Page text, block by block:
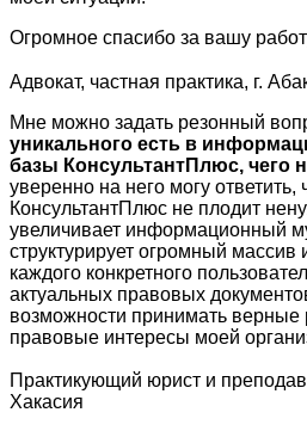
Огромное спасибо за вашу
Адвокат, частная практика, г.
Мне можно задать резонный
уникального есть в
базы КонсультантПлюс, чего
уверенно на него могу ответить,
КонсультантПлюс не плодит
увеличивает информационный
структурирует огромный
каждого конкретного
актуальных правовых
возможности принимать
правовые интересы моей
Практикующий юрист и
Хакасия